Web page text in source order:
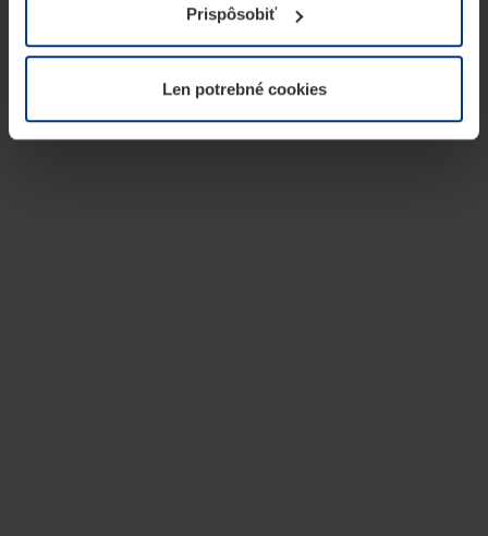
potrebujeme Vaše povolenie. Vaše povolenie môžete
kedykoľvek zmeniť alebo odvolať vo vysvetlení cookie
našej webovej stránky.
Prispôsobiť
Len potrebné cookies